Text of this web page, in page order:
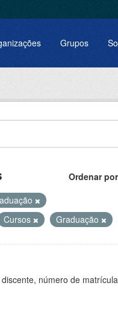
Grupos
Ordenar por
Cursos Graduação
número de